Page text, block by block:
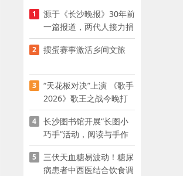
1
源于《长沙晚报》30年前
一篇报道，两代人接力捐
资助学
2 掼蛋赛事激活乡间文旅
3
“天花板对决”上演 《歌手
2026》歌王之战今晚打
响
4
长沙图书馆开展“长图小
巧手”活动，阅读与手作
赋能少儿暑期成长
5
三伏天血糖易波动！糖尿
病患者中西医结合饮食调